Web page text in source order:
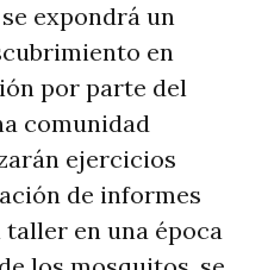
expondrá un
en
por parte del
comunidad
ejercicios
de informes
taller en una época